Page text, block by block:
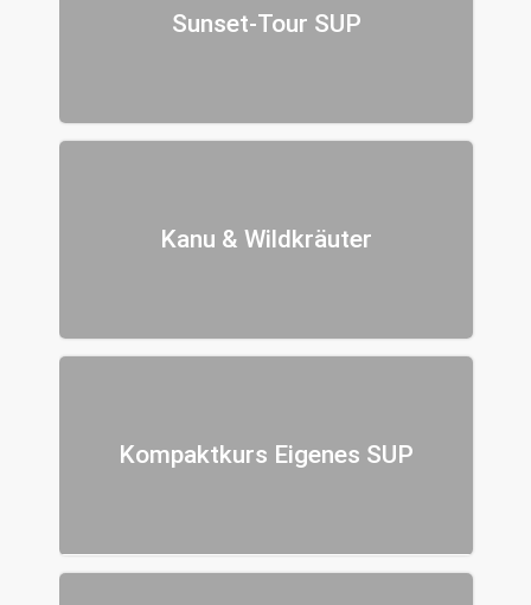
Sunset-Tour SUP
Kanu & Wildkräuter
Kompaktkurs Eigenes SUP